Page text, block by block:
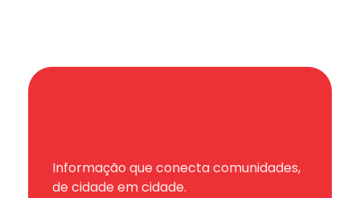
Informação que conecta comunidades,
de cidade em cidade.